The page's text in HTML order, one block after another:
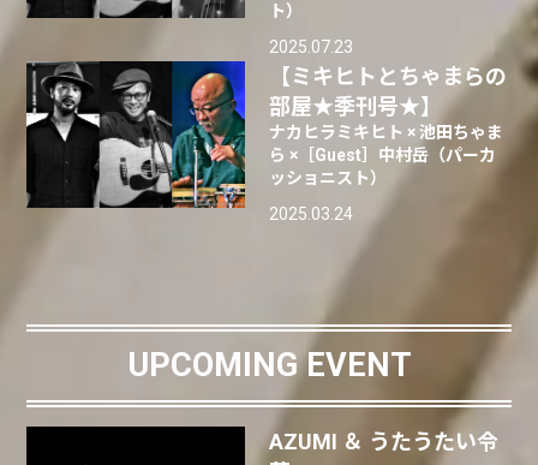
ト）
2025.07.23
【ミキヒトとちゃまらの
部屋★季刊号★】
ナカヒラミキヒト × 池田ちゃま
ら ×［Guest］中村岳（パーカ
ッショニスト）
2025.03.24
UPCOMING EVENT
AZUMI ＆ うたうたい令